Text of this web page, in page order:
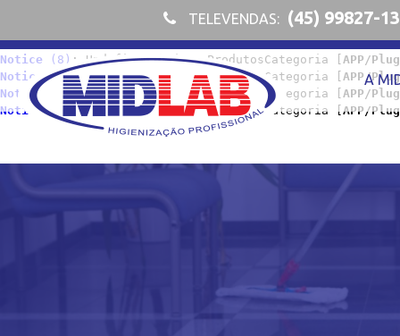
: Undefined index: ProdutosCategoria [ APP/
: Undefined index: ProdutosCategoria [APP/
Notice (8): Undefined index: ProdutosCategoria [APP/
Notice (8) : Undefined index: ProdutosCategoria [ APP/
Notice (8): Undefined index: ProdutosCategoria [ APP/
TELEVENDAS: (45) 99827-
A
Notice (8): Undefined index: ProdutosCategoria [ APP/
Notice (8) : Undefined index: ProdutosCategoria [ APP/